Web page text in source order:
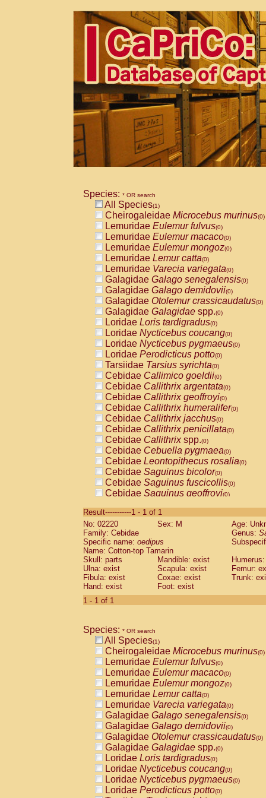
Species: * OR search
All Species(1)
Cheirogaleidae Microcebus murinus(0)
Lemuridae Eulemur fulvus(0)
Lemuridae Eulemur macaco(0)
Lemuridae Eulemur mongoz(0)
Lemuridae Lemur catta(0)
Lemuridae Varecia variegata(0)
Galagidae Galago senegalensis(0)
Galagidae Galago demidovii(0)
Galagidae Otolemur crassicaudatus(0)
Galagidae Galagidae spp.(0)
Loridae Loris tardigradus(0)
Loridae Nycticebus coucang(0)
Loridae Nycticebus pygmaeus(0)
Loridae Perodicticus potto(0)
Tarsiidae Tarsius syrichta(0)
Cebidae Callimico goeldii(0)
Cebidae Callithrix argentata(0)
Cebidae Callithrix geoffroyi(0)
Cebidae Callithrix humeralifer(0)
Cebidae Callithrix jacchus(0)
Cebidae Callithrix penicillata(0)
Cebidae Callithrixspp.(0)
Cebidae Cebuella pygmaea(0)
Cebidae Leontopithecus rosalia(0)
Cebidae Saguinus bicolor(0)
Cebidae Saguinus fuscicollis(0)
Cebidae Saguinus geoffroyi(0)
CebidaeSaguinus labiatus(0)
Cebidae Saguinus leucopus (0)
Cebidae
CebidaeSaguinus mystax
Cebidae Saguinus nigricollis (0)
Cebidae Saguinus oedipus
Cebidae Saguinus weddelli
Cebidae Saguinusspp.
Cebidae
CebidaeCebus capucinus
CebidaeCebus nigrivittatus
CebidaeCebus spp.(0)
CebidaeSaimiri boliviensis(0)
CebidaeSaimiri sciureus(0)
AtelidaeAlouatta caraya(0)
AtelidaeAlouatta fusca(0)
AtelidaeAlouatta seniculus(0)
AtelidaeAlouattaspp.(0)
AtelidaeAteles belzebuth(0)
AtelidaeAteles geoffroyi(0)
AtelidaeAteles paniscus(0)
AtelidaeAtelesspp.(0)
AtelidaeLagothrix lagothricha(0)
AtelidaeLagothrix lagothricha cana
PitheciidaeCacajao calvus
Result-----------1 - 1 of 1
No: 02220
Sex: M
Age:
Family: Cebidae
Genus:
Specific name: oedipus
Name: Cotton-top Tamarin
Skull: parts
Mandible: exist
Ulna: exist
Scapula: exist
Femur:
Fibula: exist
Coxae: exist
Trunk:
Hand: exist
Foot: exist
1 - 1 of 1
Species: * OR search
All Species(1)
Cheirogaleidae Microcebus murinus(0)
Lemuridae Eulemur fulvus(0)
Lemuridae Eulemur macaco(0)
Lemuridae Eulemur mongoz(0)
Lemuridae Lemur catta(0)
Lemuridae Varecia variegata(0)
Galagidae Galago senegalensis(0)
Galagidae Galago demidovii(0)
Galagidae Otolemur crassicaudatus(0)
Galagidae Galagidae spp.(0)
Loridae Loris tardigradus(0)
Loridae Nycticebus coucang(0)
Loridae Nycticebus pygmaeus(0)
Loridae Perodicticus potto(0)